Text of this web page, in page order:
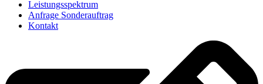
Leistungsspektrum
Anfrage Sonderauftrag
Kontakt